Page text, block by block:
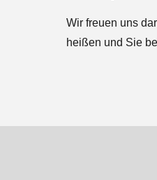
Wir freuen uns
heißen und Sie